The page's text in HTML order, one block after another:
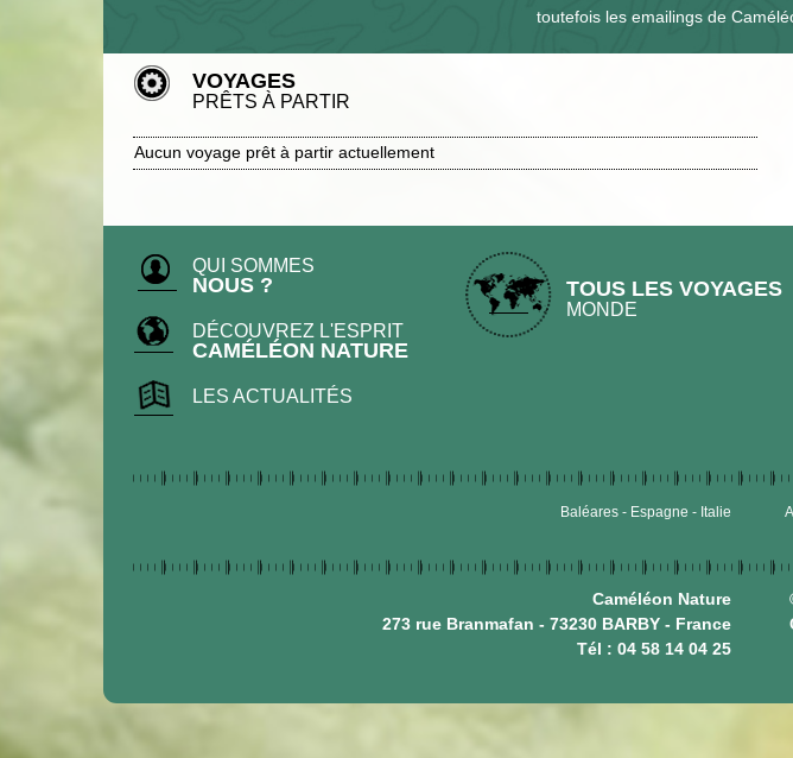
toutefois les emailings de
VOYAGES
PRÊTS À PARTIR
Aucun voyage prêt à partir actuellement
QUI SOMMES
NOUS ?
DÉCOUVREZ L'ESPRIT
CAMÉLÉON NATURE
LES ACTUALITÉS
TOUS LES VOYAGES
MONDE
Baléares Espagne Italie
Caméléon Nature
273 rue Branmafan - 73230 BARBY - France
Tél : 04 58 14 04 25